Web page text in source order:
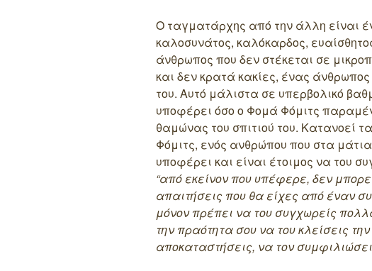
Ο ταγματάρχης από την άλλη είναι
καλοσυνάτος, καλόκαρδος,
άνθρωπος που δεν στέκεται σε
και δεν κρατά κακίες, ένας
του. Αυτό μάλιστα σε υπερβολικό
υποφέρει όσο ο Φομά Φόμιτς
θαμώνας του σπιτιού του. Κατανοεί
Φόμιτς, ενός ανθρώπου που στα
υποφέρει και είναι έτοιμος να του
“από εκείνον που υπέφερε, δεν
απαιτήσεις που θα είχες από έναν
μόνον πρέπει να του συγχωρείς
την πραότητα σου να του κλείσεις
αποκαταστήσεις, να τον